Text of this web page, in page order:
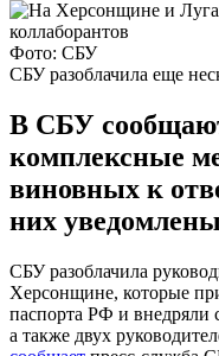
Фото: СБУ
СБУ разоблачила еще
В СБУ
комплексные
виновных к
них
СБУ разоблачила
Херсонщине, которые
паспорта РФ и внедряли
а также двух